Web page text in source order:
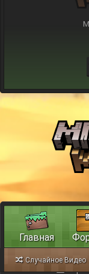
Главная
Случайное Видео